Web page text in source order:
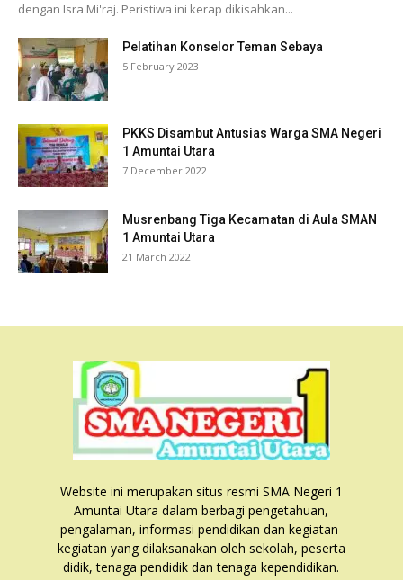
dengan Isra Mi'raj. Peristiwa ini kerap dikisahkan...
Pelatihan Konselor Teman Sebaya
5 February 2023
PKKS Disambut Antusias Warga SMA Negeri
1 Amuntai Utara
7 December 2022
Musrenbang Tiga Kecamatan di Aula SMAN
1 Amuntai Utara
21 March 2022
Website ini merupakan situs resmi SMA Negeri 1
Amuntai Utara dalam berbagi pengetahuan,
pengalaman, informasi pendidikan dan kegiatan-
kegiatan yang dilaksanakan oleh sekolah, peserta
didik, tenaga pendidik dan tenaga kependidikan.